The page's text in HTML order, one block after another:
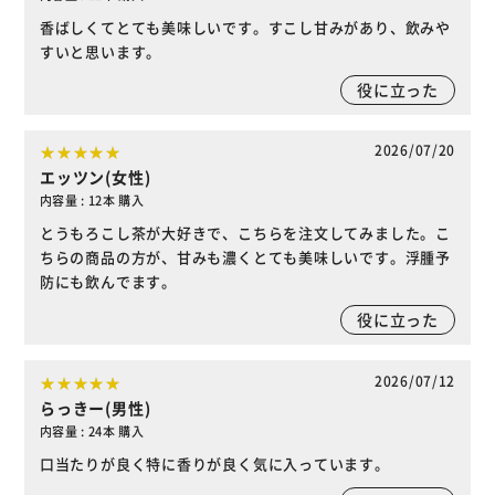
香ばしくてとても美味しいです。すこし甘みがあり、飲みや
すいと思います。
役に立った
2026/07/20
エッツン(女性)
内容量 : 12本 購入
とうもろこし茶が大好きで、こちらを注文してみました。こ
ちらの商品の方が、甘みも濃くとても美味しいです。浮腫予
防にも飲んでます。
役に立った
2026/07/12
らっきー(男性)
内容量 : 24本 購入
口当たりが良く特に香りが良く気に入っています。